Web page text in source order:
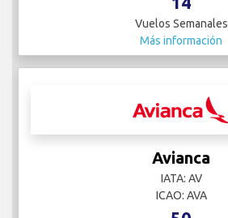
Vuelos Semanales
Más información
Avianca
IATA: AV
ICAO: AVA